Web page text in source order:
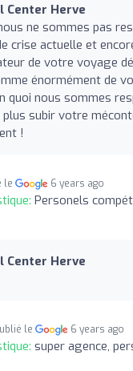
Center Herve
ne sommes pas
crise actuelle et
de votre voyage
énormément de
quoi nous sommes
plus subir votre
!
le 6 years ago
Personels
Center Herve
le 6 years ago
super agence,